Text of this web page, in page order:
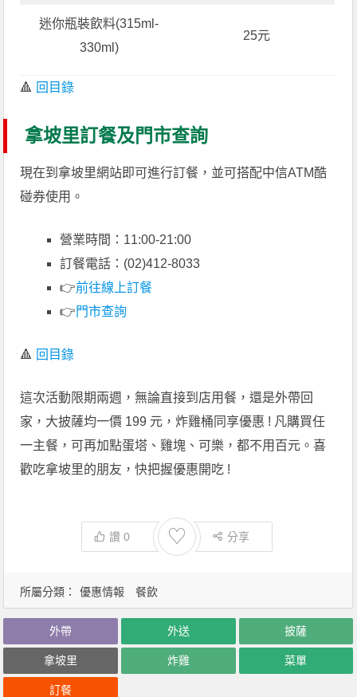
迷你瓶裝飲料(315ml-
330ml)
25元
🔺 回目錄
拿坡里訂餐及門市查詢
現在到拿坡里網站即可進行訂餐，並可搭配中信ATM酷
碰券使用。
營業時間：11:00-21:00
訂餐電話：(02)412-8033
👉前往線上訂餐
👉門市查詢
🔺 回目錄
這次活動限期兩週，無論直接到店用餐，還是外帶回
家，大披薩均一價 199 元，炸雞桶同享優惠 ! 凡購買任
一主餐，可再加點蛋塔、雞塊、可樂，都不用百元。喜
歡吃拿坡里的朋友，快把握優惠開吃 !
讚0 ♡ 分享
所屬分類： 優惠情報 餐飲
外帶 外送 披薩
拿坡里 炸雞 菜單
訂餐